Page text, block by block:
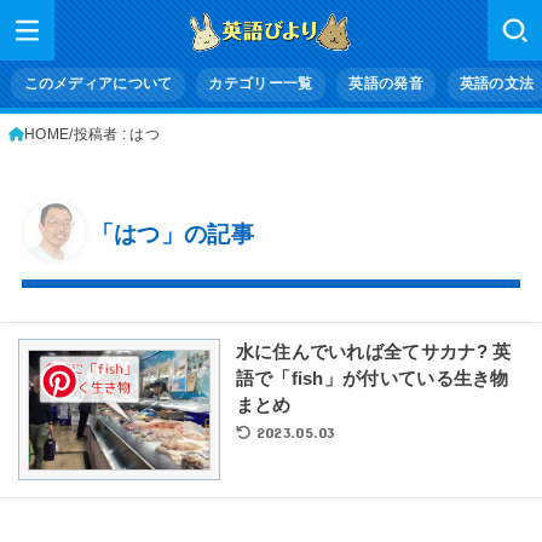
このメディアについて カテゴリー一覧 英語の発音 英語の文法
HOME 投稿者 : はつ
「はつ」の記事
水に住んでいれば全てサカナ? 英
語で「fish」が付いている生き物
まとめ
2023.05.03